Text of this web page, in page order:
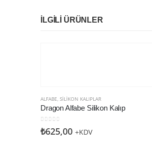
İLGILI ÜRÜNLER
ALFABE, SILIKON KALIPLAR
Dragon Alfabe Silikon Kalıp
05 üzerinden
₺625,00 +KDV